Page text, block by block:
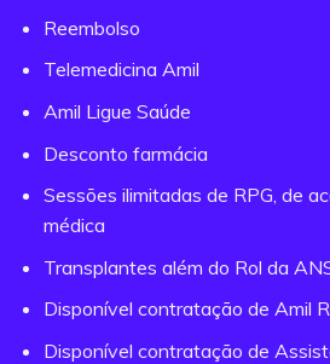
Reembolso
Telemedicina Amil
Amil Ligue Saúde
Desconto farmácia
Sessões ilimitadas de RPG, de
médica
Transplantes além do Rol da
Disponível contratação de Amil
Disponível contratação de